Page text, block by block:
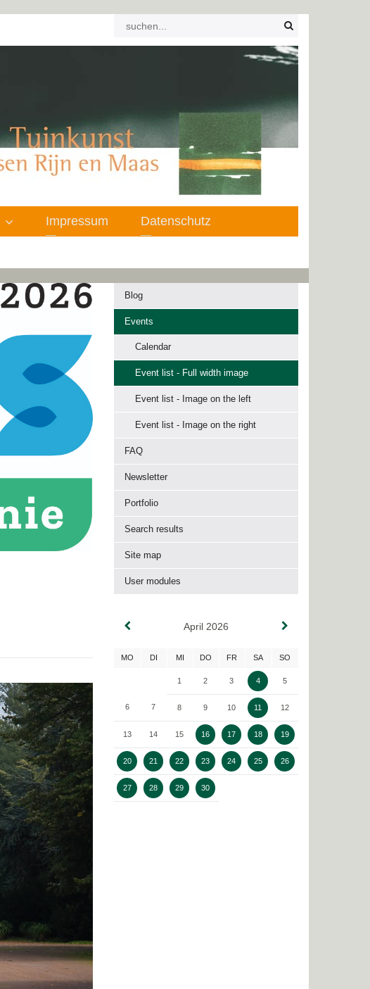
Impressum Datenschutz
Blog
Events
Calendar
Event list - Full width image
Event list - Image on the left
Event list - Image on the right
FAQ
Newsletter
Portfolio
Search results
Site map
User modules
April 2026
MO DI MI DO FR SA SO
1 2 3 4 5
6 7 8 9 10 11 12
13 14 15 16 17 18 19
20 21 22 23 24 25 26
27 28 29 30